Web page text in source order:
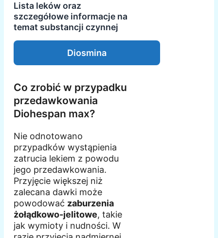
Lista leków oraz
szczegółowe informacje na
temat substancji czynnej
Diosmina
Co zrobić w przypadku
przedawkowania
Diohespan max?
Nie odnotowano
przypadków wystąpienia
zatrucia lekiem z powodu
jego przedawkowania.
Przyjęcie większej niż
zalecana dawki może
powodować zaburzenia
żołądkowo-jelitowe, takie
jak wymioty i nudności. W